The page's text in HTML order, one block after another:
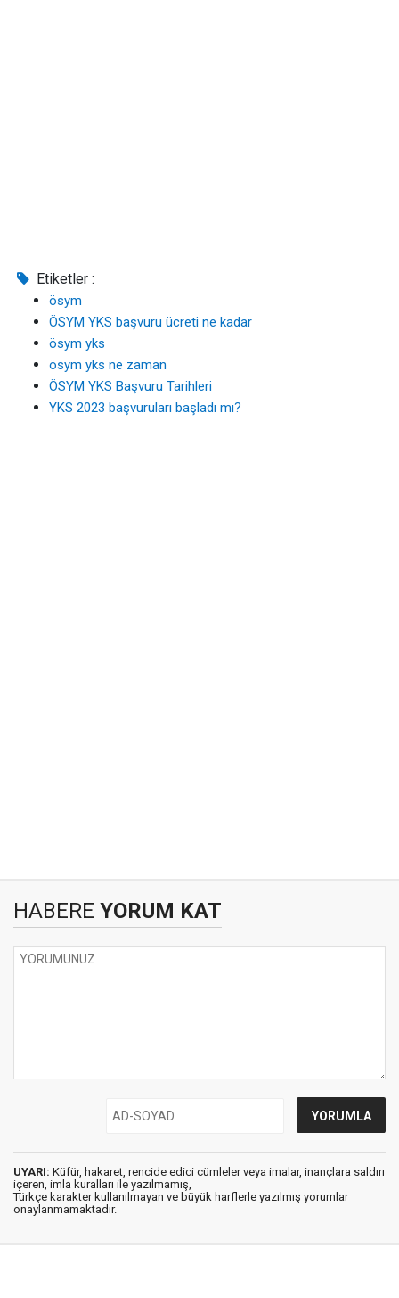
Etiketler :
ösym
ÖSYM YKS başvuru ücreti ne kadar
ösym yks
ösym yks ne zaman
ÖSYM YKS Başvuru Tarihleri
YKS 2023 başvuruları başladı mı?
HABERE YORUM KAT
UYARI: Küfür, hakaret, rencide edici cümleler veya imalar, inançlara saldırı
içeren, imla kuralları ile yazılmamış,
Türkçe karakter kullanılmayan ve büyük harflerle yazılmış yorumlar
onaylanmamaktadır.